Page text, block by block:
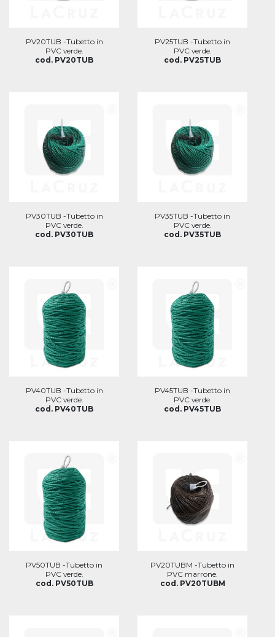
PV20TUB -Tubetto in
PVC verde.
cod. PV20TUB
PV25TUB -Tubetto in
PVC verde.
cod. PV25TUB
PV30TUB -Tubetto in
PVC verde.
cod. PV30TUB
PV35TUB -Tubetto in
PVC verde.
cod. PV35TUB
PV40TUB -Tubetto in
PVC verde.
cod. PV40TUB
PV45TUB -Tubetto in
PVC verde.
cod. PV45TUB
PV50TUB -Tubetto in
PVC verde.
cod. PV50TUB
PV20TUBM -Tubetto in
PVC marrone.
cod. PV20TUBM